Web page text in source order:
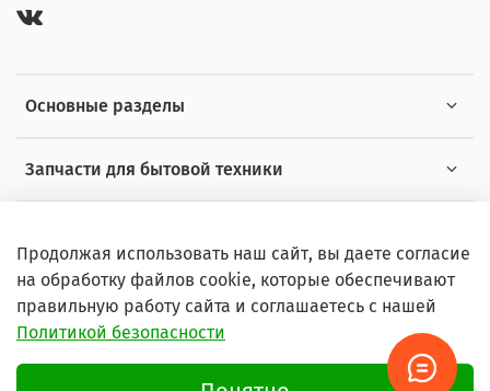
Основные разделы
Запчасти для бытовой техники
© 2026 Любое использование контента без письменного
Продолжая использовать наш сайт, вы даете согласие
на обработку файлов cookie, которые обеспечивают
правильную работу сайта и соглашаетесь с нашей
Политикой безопасности